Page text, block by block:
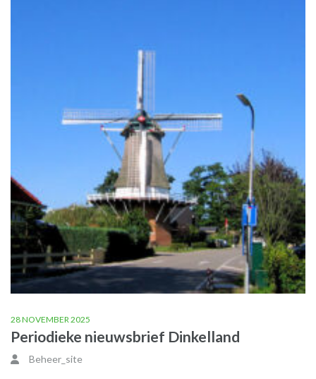
28 NOVEMBER 2025
Periodieke nieuwsbrief Dinkelland
Beheer_site